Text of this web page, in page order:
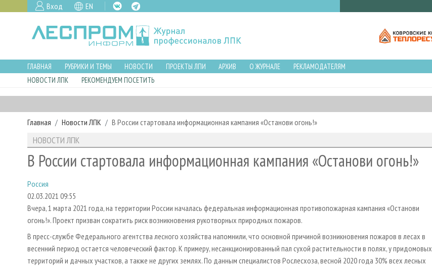
Вход EN
ГЛАВНАЯ РУБРИКИ И ТЕМЫ НОВОСТИ ПРОЕКТЫ ЛПИ АРХИВ О ЖУРНАЛЕ
РЕКЛАМОДАТЕЛЯМ
НОВОСТИ ЛПК
РЕКОМЕНДУЕМ ПОСЕТИТЬ
Главная Новости ЛПК В России стартовала информационная кампания «Останови огонь!»
НОВОСТИ ЛПК
В России стартовала информационная кампания «Останови огонь!»
Россия
02.03.2021 09:55
Вчера, 1 марта 2021 года, на территории России началась федеральная информационная противопожарная кампания «Останови
огонь!». Проект призван сократить риск возникновения рукотворных природных пожаров.
В пресс-службе Федерального агентства лесного хозяйства напомнили, что основной причиной возникновения пожаров в лесах в
весенний период остается человеческий фактор. К примеру, несанкционированный пал сухой растительности в полях, у придомовых
территорий и дачных участков, а также не других землях. По данным специалистов Рослесхоза, весной 2020 года 30% всех лесных